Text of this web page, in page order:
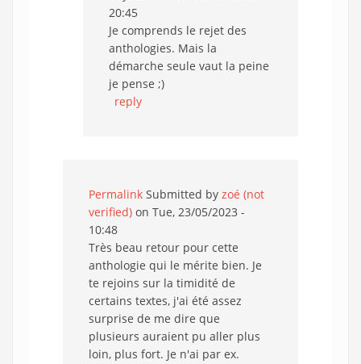
20:45
Je comprends le rejet des
anthologies. Mais la
démarche seule vaut la peine
je pense ;)
reply
Permalink Submitted by zoé (not
verified) on Tue, 23/05/2023 -
10:48
Très beau retour pour cette
anthologie qui le mérite bien. Je
te rejoins sur la timidité de
certains textes, j'ai été assez
surprise de me dire que
plusieurs auraient pu aller plus
loin, plus fort. Je n'ai par ex.